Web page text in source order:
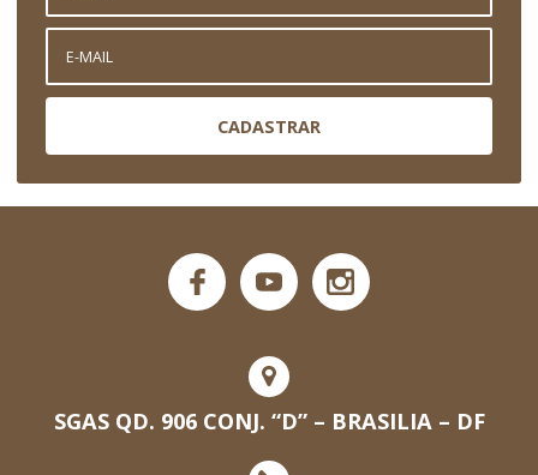
CADASTRAR
SGAS QD. 906 CONJ. “D” – BRASILIA – DF